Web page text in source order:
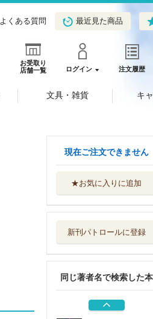
よくある質問 最近見た商品
お受取り
店舗一覧
ログイン 注文履歴
文具・雑貨 キ
現在ご注文できません
★お気に入りに追加
新刊パトロールに登録
同じ著者名で検索した本
攻殻機動隊ＴＨＥ
ＨＵＭＡＮ ...
攻殻機動隊ＴＨＥ
講談社
攻殻機動隊ＴＨＥ
ＨＵＭＡＮ ...
講談社